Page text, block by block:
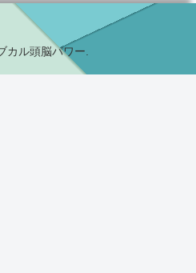
カル頭脳パワー.